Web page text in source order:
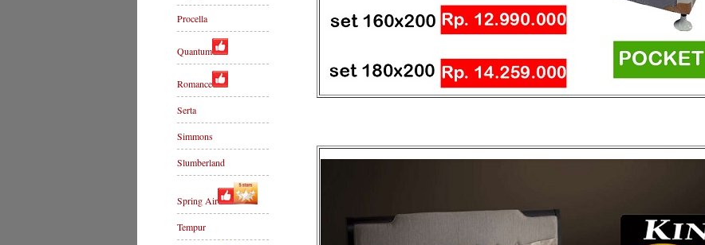
Procella
Quantum
Romance
Serta
Simmons
Slumberland
Spring Air
Tempur